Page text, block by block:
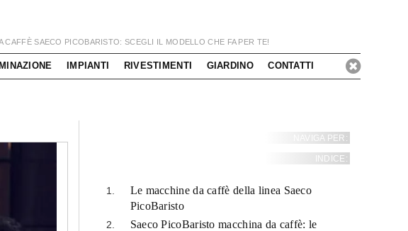
CAFFÈ SAECO PICOBARISTO: SCEGLI IL MODELLO CHE FA PER TE!
IMPIANTI RIVESTIMENTI GIARDINO CONTATTI
NAVIGA PER:
INDICE:
Le macchine da caffè della linea Saeco
PicoBaristo
Saeco PicoBaristo macchina da caffè: le